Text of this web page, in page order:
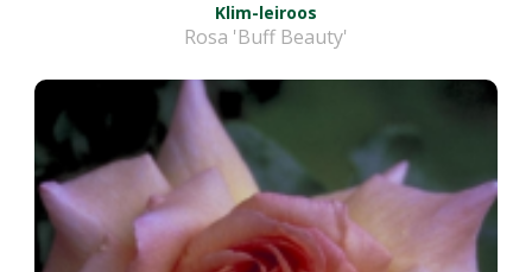
Klim-leiroos
Rosa 'Buff Beauty'